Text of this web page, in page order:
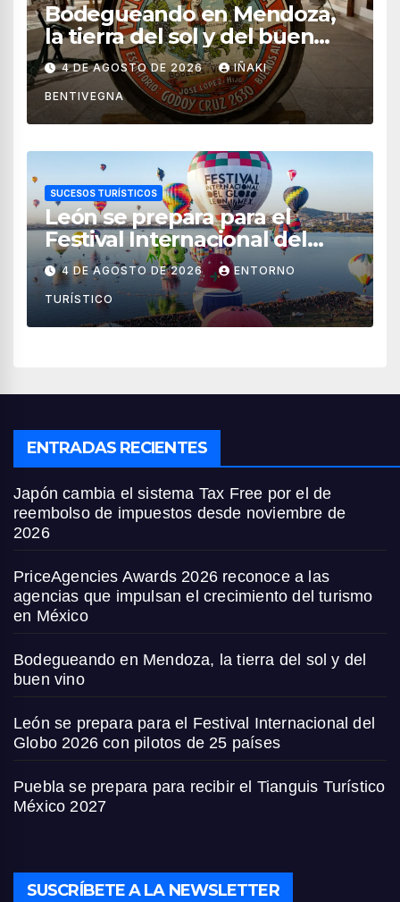
Bodegueando en Mendoza,
la tierra del sol y del buen
vino
4 DE AGOSTO DE 2026 IÑAKI
BENTIVEGNA
SUCESOS TURÍSTICOS
León se prepara para el
Festival Internacional del
Globo 2026 con pilotos de 25
países
4 DE AGOSTO DE 2026 ENTORNO
TURÍSTICO
ENTRADAS RECIENTES
Japón cambia el sistema Tax Free por el de
reembolso de impuestos desde noviembre de
2026
PriceAgencies Awards 2026 reconoce a las
agencias que impulsan el crecimiento del turismo
en México
Bodegueando en Mendoza, la tierra del sol y del
buen vino
León se prepara para el Festival Internacional del
Globo 2026 con pilotos de 25 países
Puebla se prepara para recibir el Tianguis Turístico
México 2027
SUSCRÍBETE A LA NEWSLETTER